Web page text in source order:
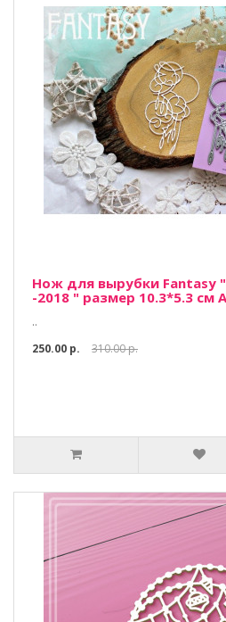
Нож для вырубки Fantasy
-2018 " размер 10.3*5.3 см
..
250.00 р.
310.00 р.